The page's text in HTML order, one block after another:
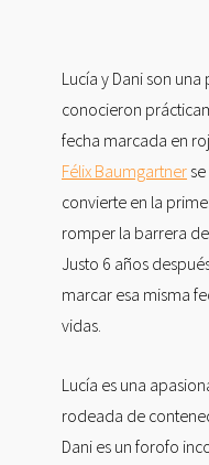
Lucía y Dani son
conocieron
fecha marcada en
Félix Baumgartnerse
convierte en la
romper la barrera
Justo 6 años
marcar esa misma
vidas.
Lucía es una
rodeada de
Dani es un forofo